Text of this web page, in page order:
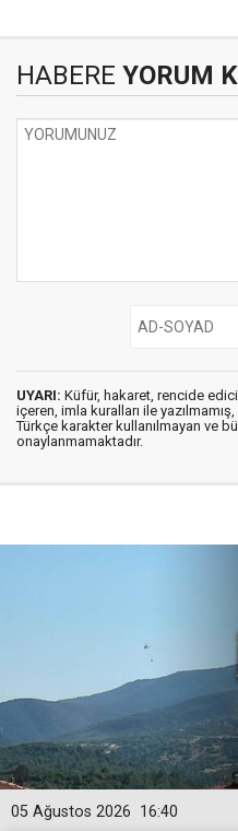
HABERE YORUM
UYARI: Küfür, hakaret, rencide
içeren, imla kuralları ile yazılmamış,
Türkçe karakter kullanılmayan ve
onaylanmamaktadır.
16:40
05 Ağustos 2026